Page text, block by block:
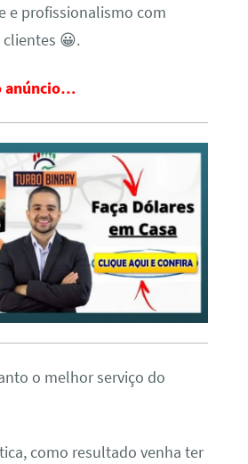
e profissionalismo com
😀.
anúncio…
o melhor serviço do
como resultado venha ter